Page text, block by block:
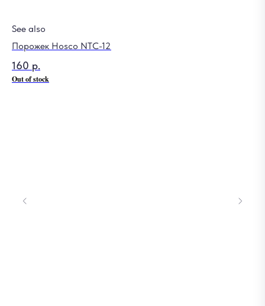
See also
Порожек Hosco NTC-12
160 р.
Out of stock